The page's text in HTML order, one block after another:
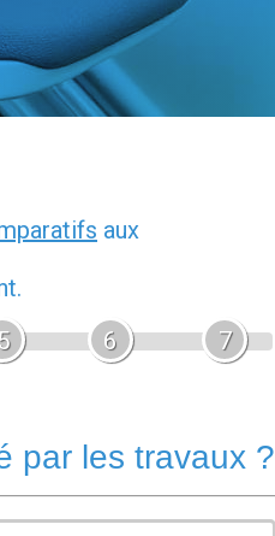
aux
5 6 7
par les travaux ?